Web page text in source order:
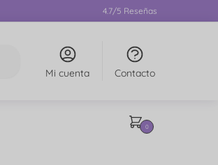
4.7/5 Reseñas
Mi cuenta Contacto
0